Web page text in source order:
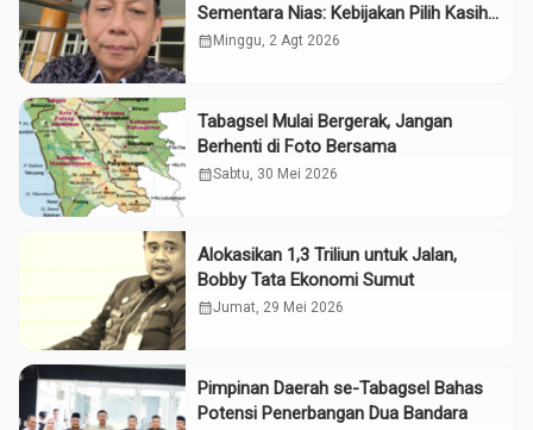
Sementara Nias: Kebijakan Pilih Kasih
Gubsu
calendar_month Minggu, 2 Agt 2026
Tabagsel Mulai Bergerak, Jangan
Berhenti di Foto Bersama
calendar_monthSabtu, 30 Mei 2026
Alokasikan 1,3 Triliun untuk Jalan,
Bobby Tata Ekonomi Sumut
calendar_monthJumat, 29 Mei 2026
Pimpinan Daerah se-Tabagsel Bahas
Potensi Penerbangan Dua Bandara